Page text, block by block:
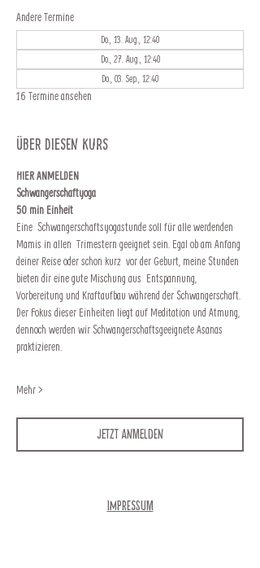
Andere Termine
Do., 13. Aug., 12:40
Do., 27. Aug., 12:40
Do., 03. Sep., 12:40
16 Termine ansehen
Über diesen Kurs
HIER ANMELDEN
Schwangerschaftyoga
50 min Einheit
Eine  Schwangerschaftsyogastunde soll für alle werdenden
Mamis in allen  Trimestern geeignet sein. Egal ob am Anfang
deiner Reise oder schon kurz  vor der Geburt, meine Stunden
bieten dir eine gute Mischung aus  Entspannung,
Vorbereitung und Kraftaufbau während der Schwangerschaft.
Der Fokus dieser Einheiten liegt auf Meditation und Atmung,
dennoch werden wir Schwangerschaftsgeeignete Asanas
praktizieren.
Mehr >
Jetzt anmelden
Impressum